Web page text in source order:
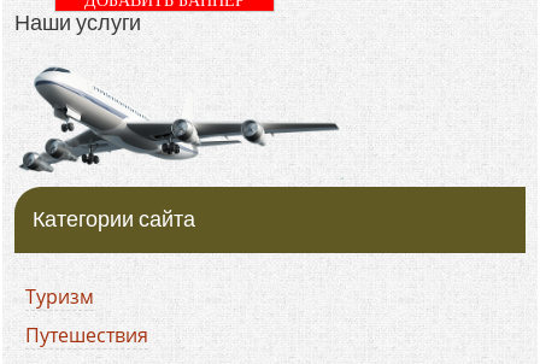
Наши услуги
Категории сайта
Туризм
Путешествия